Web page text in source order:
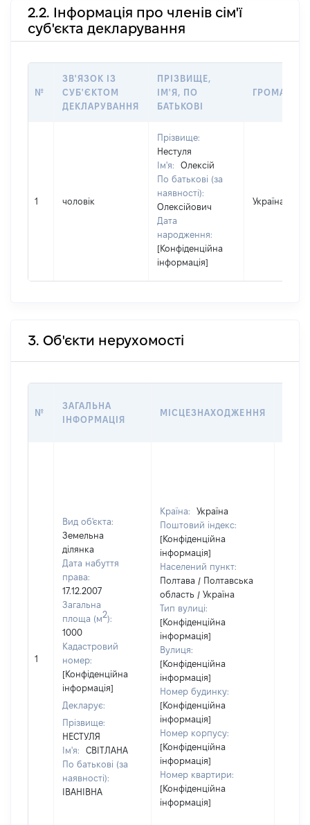
2.2. Інформація про членів сім'ї
суб'єкта декларування
№
ЗВ'ЯЗОК ІЗ
СУБ'ЄКТОМ
ДЕКЛАРУВАННЯ
ПРІЗВИЩЕ,
ІМ'Я, ПО
БАТЬКОВІ
1 чоловік
Прізвище:
Нестуля
Ім'я:
Олексій
По батькові (за
наявності):
Олексійович
Дата
народження:
[Конфіденційна
інформація]
Україна
3. Об'єкти нерухомості
№
ЗАГАЛЬНА
ІНФОРМАЦІЯ
МІСЦЕЗНАХОДЖЕННЯ
1
Вид об'єкта:
Земельна
ділянка
Дата набуття
права:
17.12.2007
Загальна
площа (м2):
1000
Кадастровий
номер:
[Конфіденційна
інформація]
Декларує:
Прізвище:
НЕСТУЛЯ
Ім'я:
СВІТЛАНА
По батькові (за
наявності):
ІВАНІВНА
Країна:
Україна
Поштовий індекс:
[Конфіденційна
інформація]
Населений пункт:
Полтава / Полтавська
область / Україна
Тип вулиці:
[Конфіденційна
інформація]
Вулиця:
[Конфіденційна
інформація]
Номер будинку:
[Конфіденційна
інформація]
Номер корпусу:
[Конфіденційна
інформація]
Номер квартири:
[Конфіденційна
інформація]